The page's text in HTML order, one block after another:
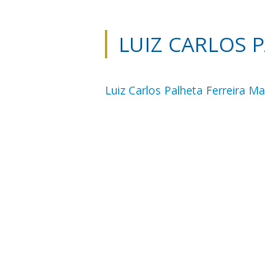
LUIZ CARLOS
Luiz Carlos Palheta Ferreira